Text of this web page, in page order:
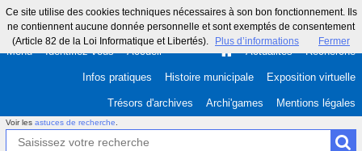
Ce site utilise des cookies techniques nécessaires à son bon fonctionnement. Ils
ne contiennent aucune donnée personnelle et sont exemptés de consentement
(Article 82 de la Loi Informatique et Libertés).
Plus d’informations Fermer
Menu Identifiez-vous Accueil Actualités Recherche
Infos pratiques Histoire municipale Exposition virtuelle
Trésors d'archives Archi'games Mentions légales
Voir les astuces de recherche